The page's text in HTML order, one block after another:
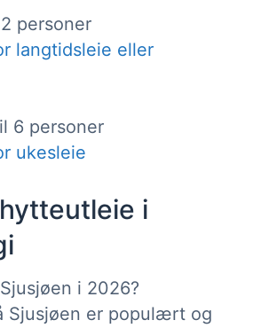
personer
langtidsleie eller
6 personer
ukesleie
i
i 2026?
Sjusjøen er populært og